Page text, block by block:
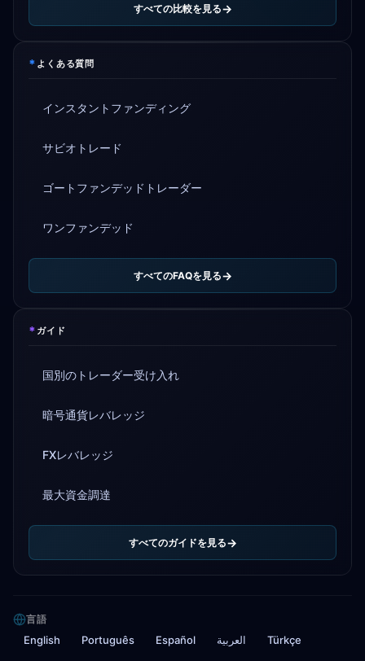
すべての比較を見る
* よくある質問
インスタントファンディング
サビオトレード
ゴートファンデッドトレーダー
ワンファンデッド
すべてのFAQを見る
* ガイド
国別のトレーダー受け入れ
暗号通貨レバレッジ
FXレバレッジ
最大資金調達
すべてのガイドを見る
言語
English Português Español العربية Türkçe